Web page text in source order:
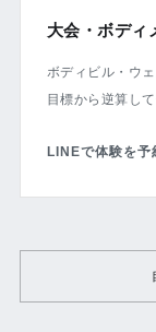
大会・ボディ
ボディビル・ウ
目標から逆算し
LINEで体験を予